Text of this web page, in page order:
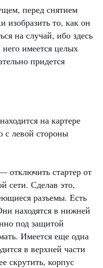
перед снятием
изобразить то, как он
на случай, ибо здесь
имеется целых
придется
на картере
с левой стороны
отключить стартер от
сети. Сделав это,
разъемы. Есть
находятся в нижней
под защитой
Имеется еще одна
в верхней части
скрутить, корпус